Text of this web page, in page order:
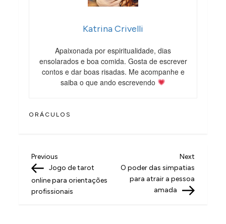
Katrina Crivelli
Apaixonada por espiritualidade, dias
ensolarados e boa comida. Gosta de escrever
contos e dar boas risadas. Me acompanhe e
saiba o que ando escrevendo
ORÁCULOS
N
a
v
Previous
Post
Previous
Jogo de tarot
online para orientações
profissionais
Next
Post
Next
O poder das simpatias
para atrair a pessoa
amada